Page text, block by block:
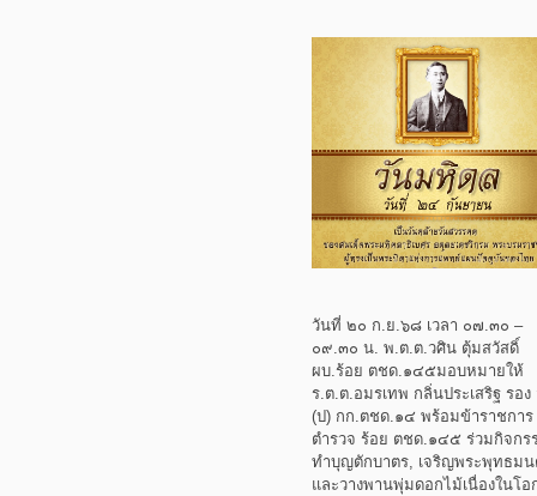
วันที่ ๒๐ ก.ย.๖๘ เวลา ๐๗.๓๐ –
๐๙.๓๐ น. พ.ต.ต.วศิน ตุ้มสวัสดิ์
ผบ.ร้อย ตชด.๑๔๕มอบหมายให้
ร.ต.ต.อมรเทพ กลิ่นประเสริฐ รอง
(ป) กก.ตชด.๑๔ พร้อมข้าราชการ
ตำรวจ ร้อย ตชด.๑๔๕ ร่วมกิจกร
ทำบุญตักบาตร, เจริญพระพุทธม
และวางพานพุ่มดอกไม้เนื่องในโอ